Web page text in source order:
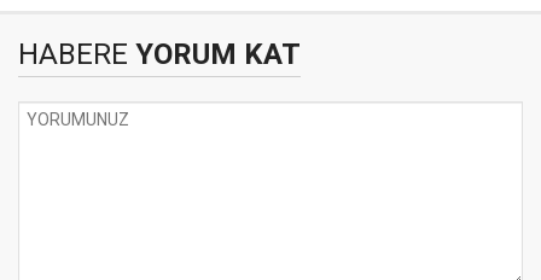
HABERE YORUM KAT